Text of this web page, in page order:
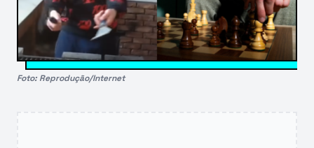
Foto: Reprodução/Internet